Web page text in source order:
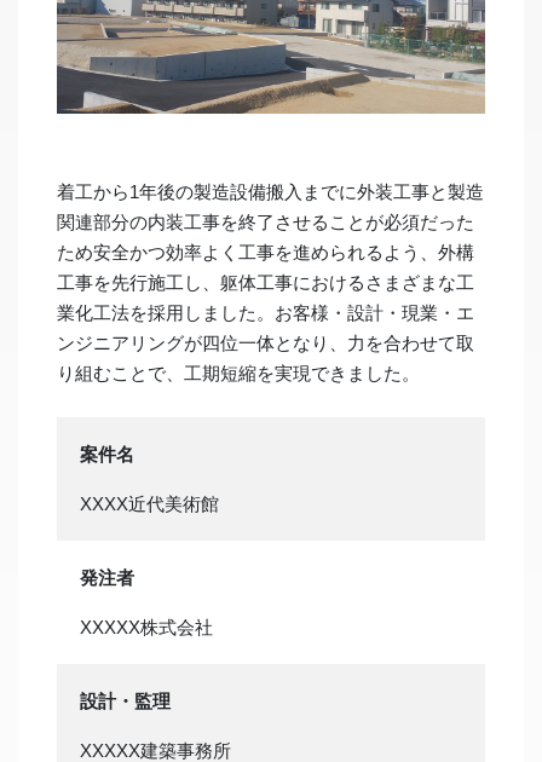
着工から1年後の製造設備搬入までに外装工事と製造
関連部分の内装工事を終了させることが必須だった
ため安全かつ効率よく工事を進められるよう、外構
工事を先行施工し、躯体工事におけるさまざまな工
業化工法を採用しました。お客様・設計・現業・エ
ンジニアリングが四位一体となり、力を合わせて取
り組むことで、工期短縮を実現できました。
案件名
XXXX近代美術館
発注者
XXXXX株式会社
設計・監理
XXXXX建築事務所